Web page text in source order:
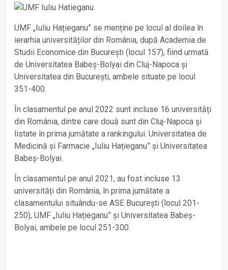
UMF „Iuliu Hațieganu” se menține pe locul al doilea în
ierarhia universităților din România, după Academia de
Studii Economice din București (locul 157), fiind urmată
de Universitatea Babeș-Bolyai din Cluj-Napoca și
Universitatea din București, ambele situate pe locul
351-400.
În clasamentul pe anul 2022 sunt incluse 16 universități
din România, dintre care două sunt din Cluj-Napoca și
listate în prima jumătate a rankingului: Universitatea de
Medicină și Farmacie „Iuliu Hațieganu” și Universitatea
Babeș-Bolyai.
În clasamentul pe anul 2021, au fost incluse 13
universități din România, în prima jumătate a
clasamentului situându-se ASE București (locul 201-
250), UMF „Iuliu Hațieganu” și Universitatea Babeș-
Bolyai, ambele pe locul 251-300.